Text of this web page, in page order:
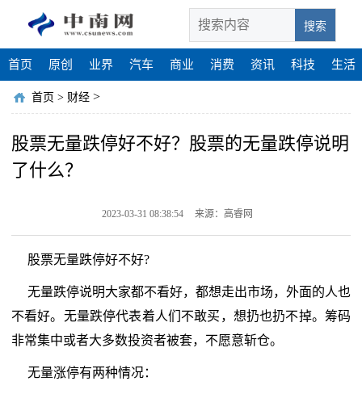
搜索
首页 原创 业界 汽车 商业 消费 资讯 科技 生活
首页 > 财经 >
股票无量跌停好不好？股票的无量跌停说明
了什么？
2023-03-31 08:38:54 来源：高睿网
股票无量跌停好不好?
无量跌停说明大家都不看好，都想走出市场，外面的人也
不看好。无量跌停代表着人们不敢买，想扔也扔不掉。筹码
非常集中或者大多数投资者被套，不愿意斩仓。
无量涨停有两种情况：